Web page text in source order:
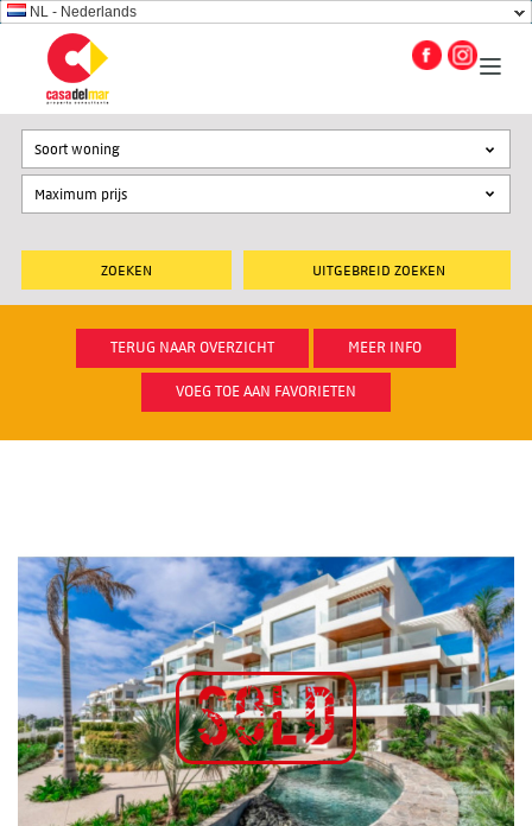
NL - Nederlands
UITGEBREID ZOEKEN
Soort woning
TERUG NAAR OVERZICHT MEER INFO
VOEG TOE AAN FAVORIETEN